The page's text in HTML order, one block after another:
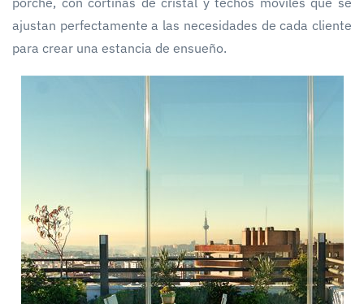
ajustan perfectamente a las necesidades de cada cliente
para crear una estancia de ensueño.